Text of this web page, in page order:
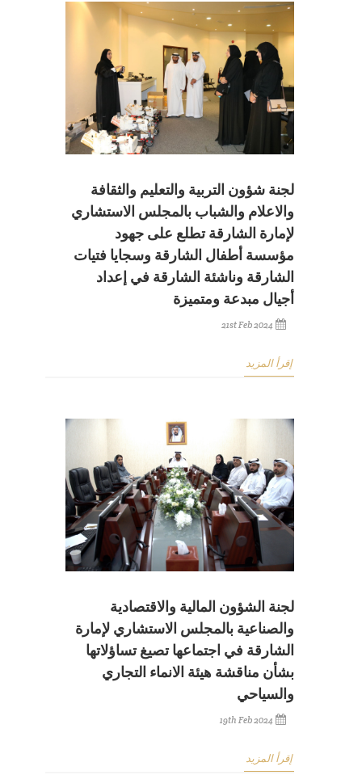
لجنة شؤون التربية والتعليم والثقافة
والاعلام والشباب بالمجلس الاستشاري
لإمارة الشارقة تطلع على جهود
مؤسسة أطفال الشارقة وسجايا فتيات
الشارقة وناشئة الشارقة في إعداد
أجيال مبدعة ومتميزة
21st Feb 2024
إقرأ المزيد
لجنة الشؤون المالية والاقتصادية
والصناعية بالمجلس الاستشاري لإمارة
الشارقة في اجتماعها تصيغ تساؤلاتها
بشأن مناقشة هيئة الانماء التجاري
والسياحي
19th Feb 2024
إقرأ المزيد